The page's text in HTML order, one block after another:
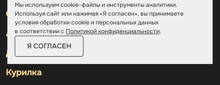
Склады
Ангары
Дровницы
Курилка
Мы используем cookie-файлы и инструменты аналитики.
Используя сайт или нажимая «Я согласен», вы принимаете
условия обработки cookie и персональных данных
в соответствии с Политикой конфиденциальности.
Я СОГЛАСЕН